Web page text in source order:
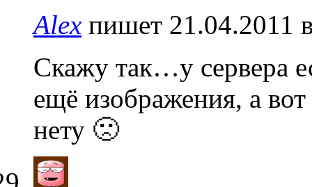
Alex пишет 21.04.2011
Скажу так…у сервера
ещё изображения, а
нету 🙁